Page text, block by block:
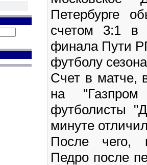
Петербурге
счетом 3:1 в
финала Пути
футболу
Счет в матче,
на
футболисты
минуте
После чего,
Педро после